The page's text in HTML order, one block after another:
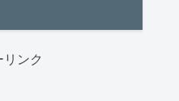
リンク